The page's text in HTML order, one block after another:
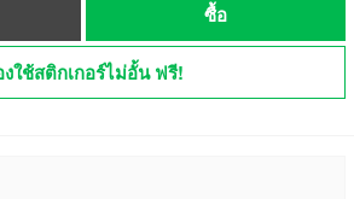
ซื้อ
งใช้สติกเกอร์ไม่อั้น ฟรี!